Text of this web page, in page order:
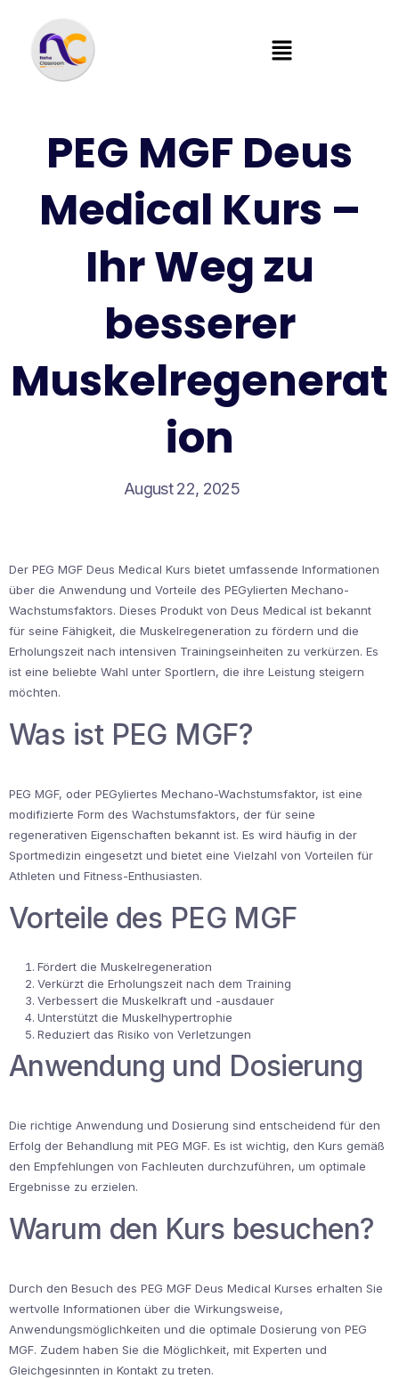
PEG MGF Deus
Medical Kurs –
Ihr Weg zu
besserer
Muskelregenerat
ion
August 22, 2025
Der PEG MGF Deus Medical Kurs bietet umfassende Informationen
über die Anwendung und Vorteile des PEGylierten Mechano-
Wachstumsfaktors. Dieses Produkt von Deus Medical ist bekannt
für seine Fähigkeit, die Muskelregeneration zu fördern und die
Erholungszeit nach intensiven Trainingseinheiten zu verkürzen. Es
ist eine beliebte Wahl unter Sportlern, die ihre Leistung steigern
möchten.
Was ist PEG MGF?
PEG MGF, oder PEGyliertes Mechano-Wachstumsfaktor, ist eine
modifizierte Form des Wachstumsfaktors, der für seine
regenerativen Eigenschaften bekannt ist. Es wird häufig in der
Sportmedizin eingesetzt und bietet eine Vielzahl von Vorteilen für
Athleten und Fitness-Enthusiasten.
Vorteile des PEG MGF
Fördert die Muskelregeneration
Verkürzt die Erholungszeit nach dem Training
Verbessert die Muskelkraft und -ausdauer
Unterstützt die Muskelhypertrophie
Reduziert das Risiko von Verletzungen
Anwendung und Dosierung
Die richtige Anwendung und Dosierung sind entscheidend für den
Erfolg der Behandlung mit PEG MGF. Es ist wichtig, den Kurs gemäß
den Empfehlungen von Fachleuten durchzuführen, um optimale
Ergebnisse zu erzielen.
Warum den Kurs besuchen?
Durch den Besuch des PEG MGF Deus Medical Kurses erhalten Sie
wertvolle Informationen über die Wirkungsweise,
Anwendungsmöglichkeiten und die optimale Dosierung von PEG
MGF. Zudem haben Sie die Möglichkeit, mit Experten und
Gleichgesinnten in Kontakt zu treten.